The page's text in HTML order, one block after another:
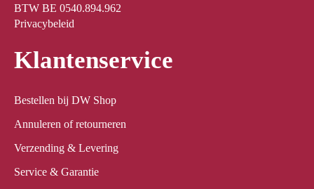
BTW BE 0540.894.962
Privacybeleid
Klantenservice
Bestellen bij DW Shop
Annuleren of retourneren
Verzending & Levering
Service & Garantie